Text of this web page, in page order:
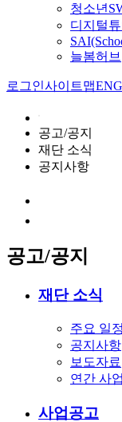
청소년
디지털튜
늘봄허브
로그인사이트맵
공고/공지
재단 소식
공지사항
공고/공지
재단 소식
주요 일정
공지사항
보도자료
연간 사
사업공고